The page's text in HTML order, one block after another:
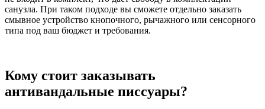
санузла. При таком подходе вы сможете отдельно заказать
смывное устройство кнопочного, рычажного или сенсорного
типа под ваш бюджет и требования.
Кому стоит заказывать
антивандальные писсуары?